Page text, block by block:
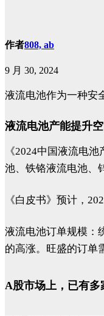
作者808, ab
9 月 30, 2024
液流电池作为一种安
液流电池产能提升
《2024中国液流电
池、铁铬液流电池、
《白皮书》预计，
液流电池订单规模：
的高涨。旺盛的订单
A股市场上，已有多